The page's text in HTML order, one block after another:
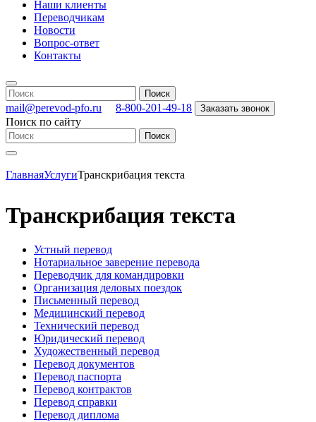
Наши клиенты
Переводчикам
Новости
Вопрос-ответ
Контакты
mail@perevod-pfo.ru 8-800-201-49-18 Заказать звонок
Поиск по сайту
ГлавнаяУслугиТранскрибация текста
Транскрибация текста
Устный перевод
Нотариальное заверение перевода
Переводчик для командировки
Организация деловых поездок
Письменный перевод
Медицинский перевод
Технический перевод
Юридический перевод
Художественный перевод
Перевод документов
Перевод паспорта
Перевод контрактов
Перевод справки
Перевод диплома